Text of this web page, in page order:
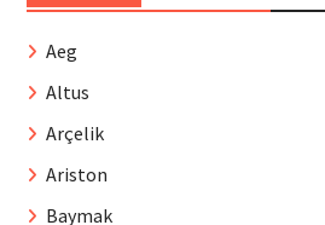
Aeg
Altus
Arçelik
Ariston
Baymak